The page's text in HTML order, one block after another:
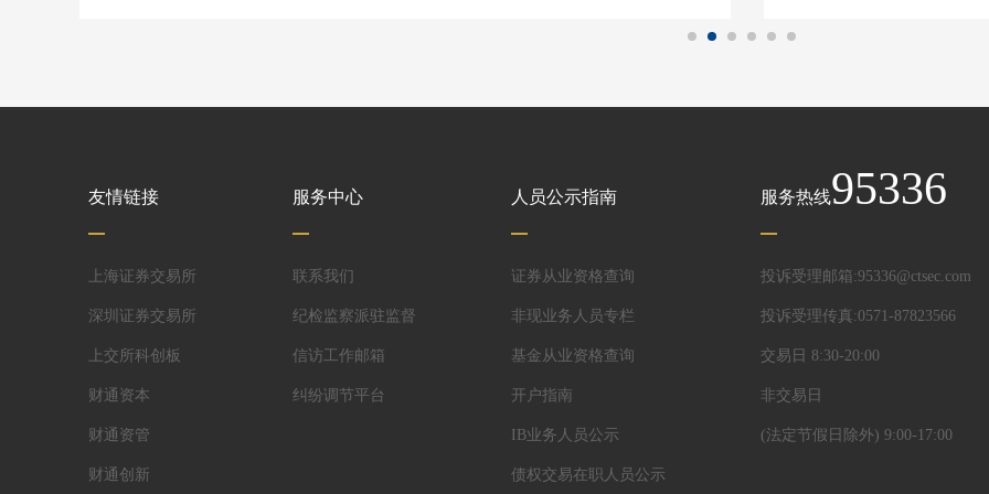
友情链接
上海证券交易所
深圳证券交易所
上交所科创板
财通资本
财通资管
财通创新
服务中心
联系我们
纪检监察派驻监督
信访工作邮箱
纠纷调节平台
人员公示指南
证券从业资格查询
非现业务人员专栏
基金从业资格查询
开户指南
IB业务人员公示
债权交易在职人员公示
服务热线95336
投诉受理邮箱:95336@ctsec.com
投诉受理传真:0571-87823566
交易日 8:30-20:00
非交易日
(法定节假日除外) 9:00-17:00